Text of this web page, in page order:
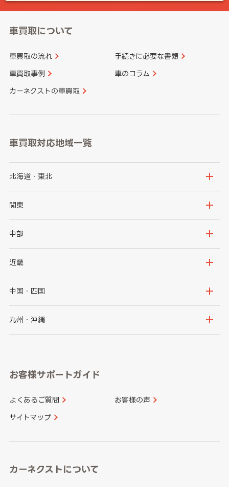
車買取について
車買取の流れ 手続きに必要な書類
車買取事例 車のコラム
カーネクストの車買取
車買取対応地域一覧
北海道・東北
北海道
岩手県
秋田県
関東
茨城県
群馬県
千葉県
中部
新潟県
石川県
山梨県
愛知県
近畿
大阪府
京都府
和歌山県
中国・四国
鳥取県
山口県
香川県 愛媛県
九州・沖縄
長崎県
大分県 宮崎県
お客様サポートガイド
よくあるご質問 お客様の声
サイトマップ
カーネクストについて